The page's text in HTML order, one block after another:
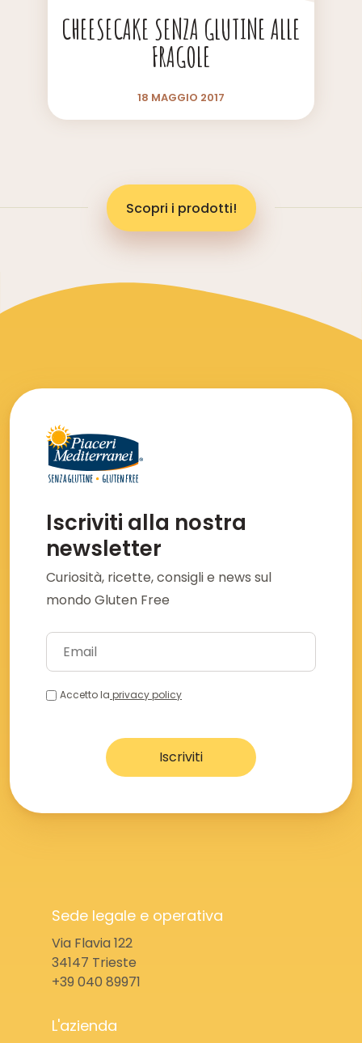
CHEESECAKE SENZA GLUTINE ALLE
FRAGOLE
18 MAGGIO 2017
Scopri i prodotti!
Iscriviti alla nostra
newsletter
Curiosità, ricette, consigli e news sul
mondo Gluten Free
Accetto la privacy policy
Sede legale e operativa
Via Flavia 122
34147 Trieste
+39 040 89971
L'azienda